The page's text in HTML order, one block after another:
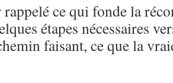
ce qui fonde la
étapes nécessaires
faisant, ce que la